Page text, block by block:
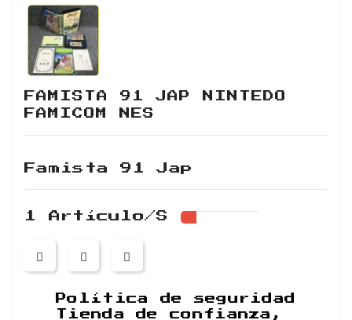
FAMISTA 91 JAP NINTEDO
FAMICOM NES
Famista 91 Jap
1 Artículo/s
Política de seguridad
Tienda de confianza,